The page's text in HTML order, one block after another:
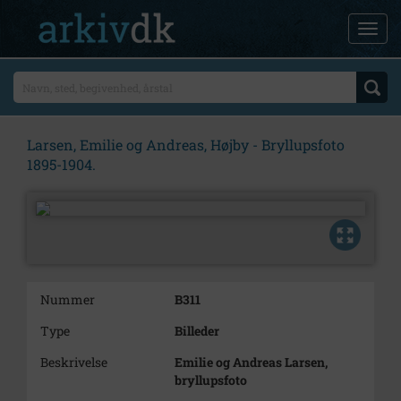
Larsen, Emilie og Andreas, Højby - Bryllupsfoto
1895-1904.
Nummer
B311
Type
Billeder
Beskrivelse
Emilie og Andreas Larsen,
bryllupsfoto